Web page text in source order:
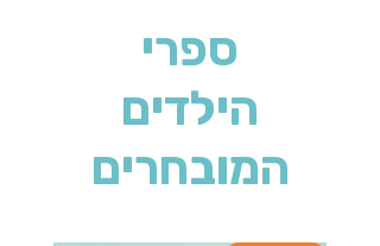
ספרי
הילדים
המובחרים